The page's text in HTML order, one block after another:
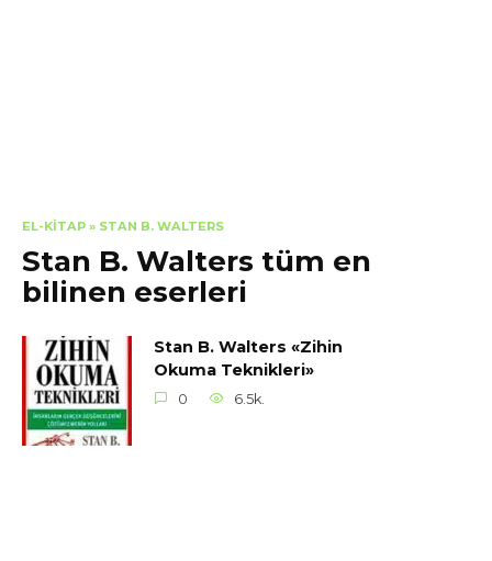
EL-KITAP » STAN B. WALTERS
Stan B. Walters tüm en
bilinen eserleri
Stan B. Walters «Zihin
Okuma Teknikleri»
0 6.5k.